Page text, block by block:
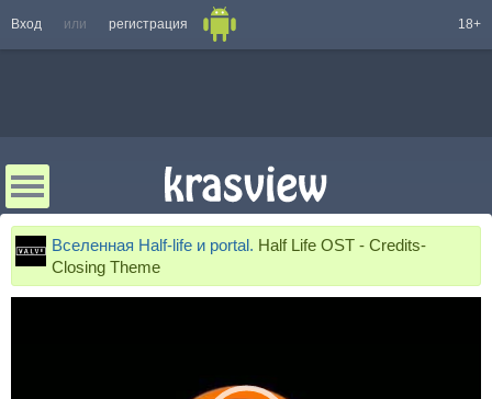
Вход или регистрация 18+
Вселенная Half-life и portal. Half Life OST - Credits-
Closing Theme